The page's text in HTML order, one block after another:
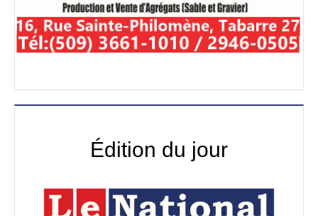
Édition du jour